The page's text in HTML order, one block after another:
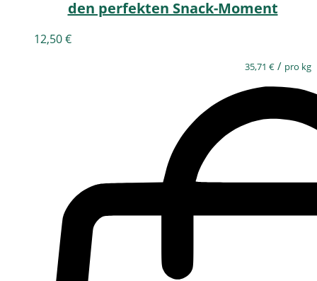
den perfekten Snack-Moment
12,50€
35,71 € / pro kg